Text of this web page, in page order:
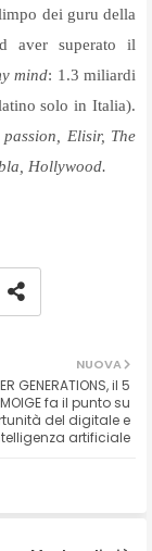
dei guru della
aver superato il
mind: 1.3 miliardi
solo in Italia).
Elisir, The
Hollywood.
NUOVA
GENERATIONS, il 5
fa il punto su
del digitale e
artificiale